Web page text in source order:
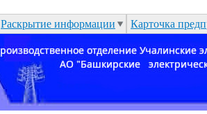
Раскрытие информации Карточка